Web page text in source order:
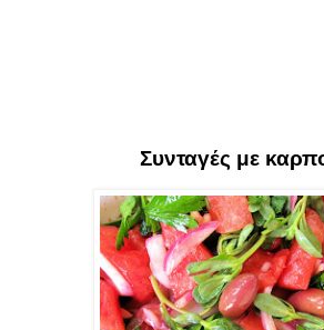
Συνταγές με